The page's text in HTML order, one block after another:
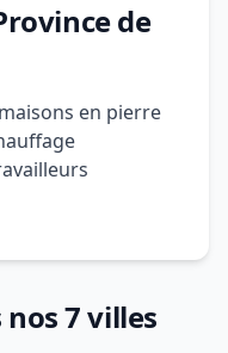
de
en pierre
7 villes